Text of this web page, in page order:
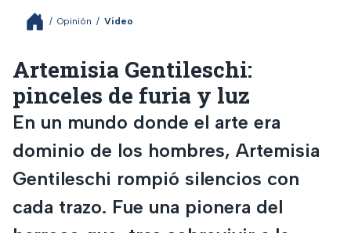
/ Opinión / Video
Artemisia Gentileschi:
pinceles de furia y luz
En un mundo donde el arte era
dominio de los hombres, Artemisia
Gentileschi rompió silencios con
cada trazo. Fue una pionera del